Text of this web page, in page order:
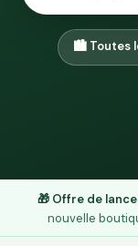
🎁 Offre de
nouvelle